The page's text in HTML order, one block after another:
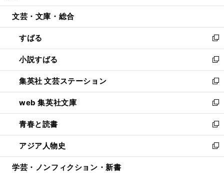
開
ウ
開
く
ン
ウ
で
開
く
ウ
ン
ド
ウ
で
開
く
文芸・文庫・総合
すばる
新
し
い
ウ
ィ
ン
ド
ウ
で
開
く
小説すばる
新
し
い
ウ
ィ
ン
ド
ウ
で
開
集英社 文芸ステーション
新
し
い
ウ
ィ
ン
ド
ウ
web 集英社文庫
新
し
い
ウ
ィ
ン
青春と読書
新
し
い
ウ
アジア人物史
新
し
学芸・ノンフィクション・新書